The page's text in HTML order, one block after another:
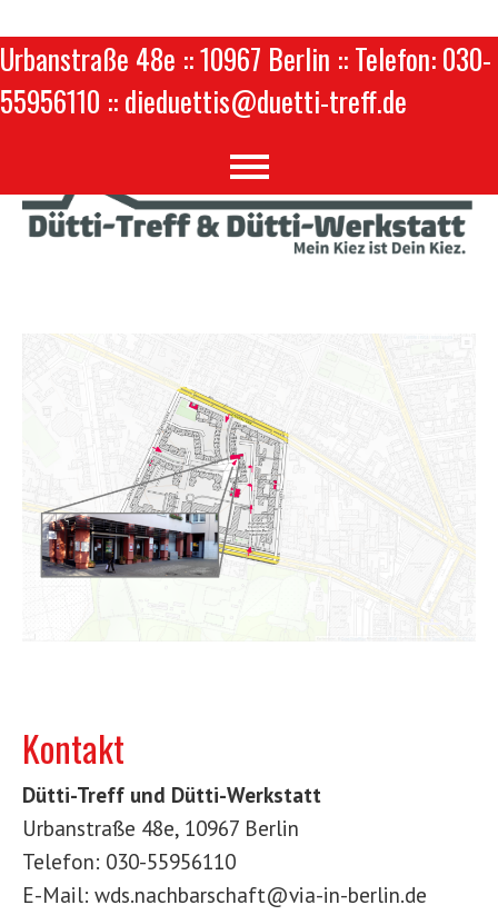
Urbanstraße 48e :: 10967 Berlin :: Telefon: 030-
55956110 :: dieduettis@duetti-treff.de
Kontakt
Dütti-Treff und Dütti-Werkstatt
Urbanstraße 48e, 10967 Berlin
Telefon: 030-55956110
E-Mail: wds.nachbarschaft@via-in-berlin.de